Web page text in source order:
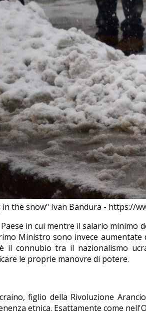
in the snow" Ivan Bandura - https://
in cui mentre il salario
Ministro sono invece
il connubio tra il nazionalismo
le proprie manovre di potere.
figlio della Rivoluzione
etnica. Esattamente come